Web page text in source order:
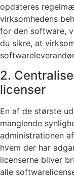
opdateres
virksomhedens
for den software,
du sikre, at
2.
licenser
En af de største
manglende
administrationen
hvem der har
licenserne bliver
alle